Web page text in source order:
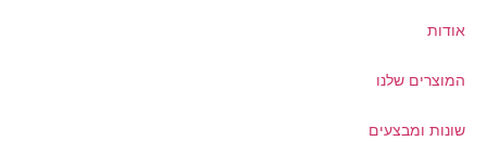
אודות
המוצרים שלנו
שונות ומבצעים